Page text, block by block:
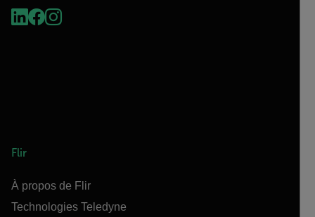
Flir
À propos de Flir
Technologies Teledyne